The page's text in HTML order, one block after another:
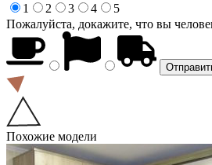
1
2 3 4
5
Пожалуйста, докажите, что вы
Похожие модели